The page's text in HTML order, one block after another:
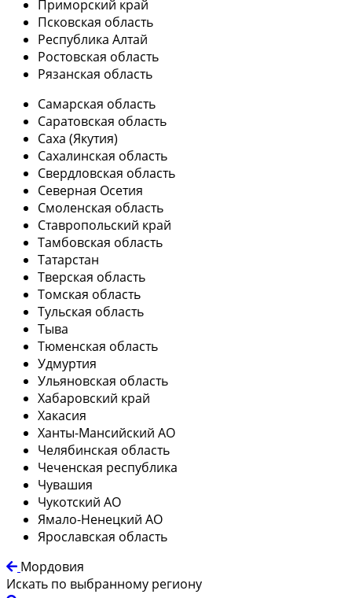
Приморский край
Псковская область
Республика Алтай
Ростовская область
Рязанская область
Самарская область
Саратовская область
Саха (Якутия)
Сахалинская область
Свердловская область
Северная Осетия
Смоленская область
Ставропольский край
Тамбовская область
Татарстан
Тверская область
Томская область
Тульская область
Тыва
Тюменская область
Удмуртия
Ульяновская область
Хабаровский край
Хакасия
Ханты-Мансийский АО
Челябинская область
Чеченская республика
Чувашия
Чукотский АО
Ямало-Ненецкий АО
Ярославская область
Мордовия
Искать по выбранному региону